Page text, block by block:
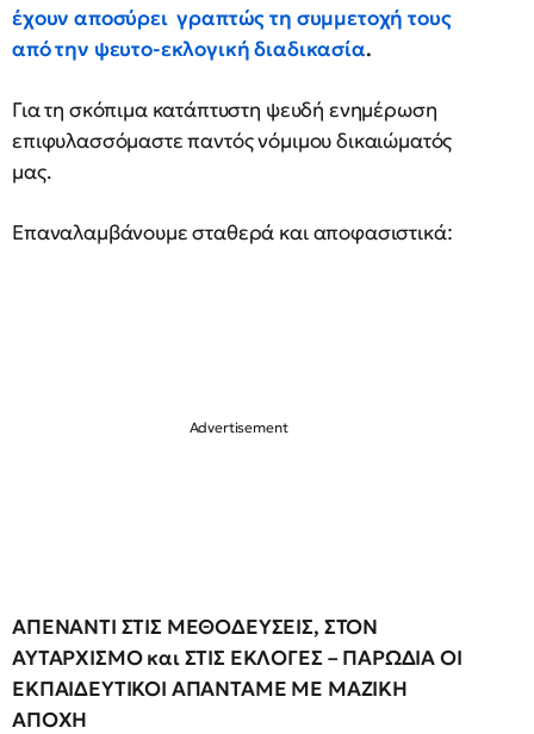
έχουν αποσύρει γραπτώς τη συμμετοχή τους
από την ψευτο-εκλογική διαδικασία.
Για τη σκόπιμα κατάπτυστη ψευδή ενημέρωση
επιφυλασσόμαστε παντός νόμιμου δικαιώματός
μας.
Επαναλαμβάνουμε σταθερά και αποφασιστικά:
ΑΠΕΝΑΝΤΙ ΣΤΙΣ ΜΕΘΟΔΕΥΣΕΙΣ, ΣΤΟΝ
ΑΥΤΑΡΧΙΣΜΟ και ΣΤΙΣ ΕΚΛΟΓΕΣ – ΠΑΡΩΔΙΑ ΟΙ
ΕΚΠΑΙΔΕΥΤΙΚΟΙ ΑΠΑΝΤΑΜΕ ΜΕ ΜΑΖΙΚΗ
ΑΠΟΧΗ